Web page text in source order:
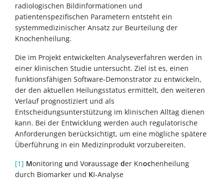
radiologischen Bildinformationen und
patientenspezifischen Parametern entsteht ein
systemmedizinischer Ansatz zur Beurteilung der
Knochenheilung.
Die im Projekt entwickelten Analyseverfahren werden in
einer klinischen Studie untersucht. Ziel ist es, einen
funktionsfähigen Software‑Demonstrator zu entwickeln,
der den aktuellen Heilungsstatus ermittelt, den weiteren
Verlauf prognostiziert und als
Entscheidungsunterstützung im klinischen Alltag dienen
kann. Bei der Entwicklung werden auch regulatorische
Anforderungen berücksichtigt, um eine mögliche spätere
Überführung in ein Medizinprodukt vorzubereiten.
[1] Monitoring und Voraussage der Knochenheilung
durch Biomarker und KI-Analyse